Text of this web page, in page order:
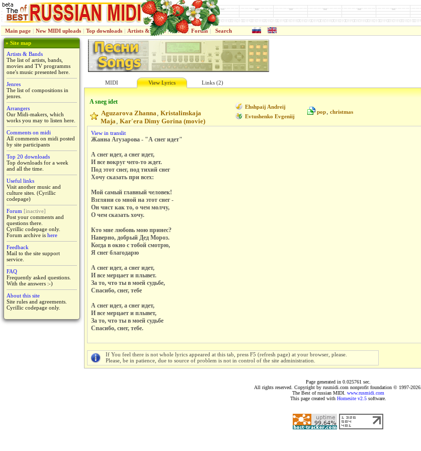
Main page | New MIDI uploads | Top downloads | Artists & Bands | Jenres | Forum | Search
» Site map
Artists & Bands
The list of artists, bands,
movies and TV programms
one's music presented here.
Jenres
The list of compositions in
jenres.
Arrangers
Our Midi-makers, which
works you may to listen here.
Comments on midi
All comments on midi posted
by site participants
Top 20 downloads
Top downloads for a week
and all the time.
Useful links
Visit another music and
culture sites. (Cyrillic
codepage)
Forum [inactive]
Post your comments and
questions there.
Cyrillic codepage only.
Forum archive is here
Feedback
Mail to the site support
service.
FAQ
Frequently asked questions.
With the answers :-)
About this site
Site rules and agreements.
Cyrillic codepage only.
MIDI View Lyrics Links (2)
A sneg idet
Ehshpaij Andreij
Evtushenko Evgeniij
pop, christmas
Aguzarova Zhanna, Kristalinskaja
Maja, Kar'era Dimy Gorina (movie)
View in translit
Жанна Агузарова - "А снег идет"
А снег идет, а снег идет,
И все вокруг чего-то ждет.
Под этот снег, под тихий снег
Хочу сказать при всех:
Мой самый главный человек!
Взгляни со мной на этот снег -
Он чист как то, о чем молчу,
О чем сказать хочу.
Кто мне любовь мою принес?
Наверно, добрый Дед Мороз.
Когда в окно с тобой смотрю,
Я снег благодарю
А снег идет, а снег идет,
И все мерцает и плывет.
За то, что ты в моей судьбе,
Спасибо, снег, тебе
А снег идет, а снег идет,
И все мерцает и плывет,
За то, что ты в моей судьбе
Спасибо, снег, тебе.
If You feel there is not whole lyrics appeared at this tab, press F5 (refresh page) at your browser, please.
Please, be in patience, due to source of problem is not in control of the site administration.
Page generated in 0.025761 sec.
All rights reserved. Copyright by rusmidi.com nonprofit foundation © 1997-2026.
The Best of russian MIDI. www.rusmidi.com
This page created with Homesite v2.5software.